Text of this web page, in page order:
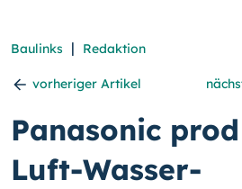
Baulinks | Redaktion
vorheriger Artikel
Panasonic
Luft-Wasser-